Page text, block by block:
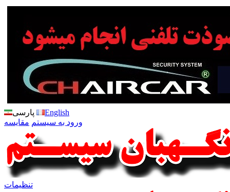
پارسی
English
ورود به سیستم مقایسه
تنظیمات